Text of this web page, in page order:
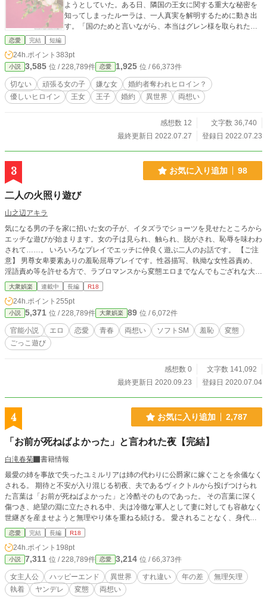
ようとしていた。ある日、隣国の王女に関する重大な秘密を
知ってしまったルーラは、一人真実を解明するために動き出
す。「国のためと言いながら、本当はグレン様を取られたく
なだけなのかもしれないの」「国のためと言いながら、彼女
取り合うことができるのか……。 全23話で完結（すでに完結
済みで投稿しています）
恋愛 完結 短編
24h.ポイント 383pt
小説 3,585 位 / 228,789件 恋愛 1,925 位 / 66,373件
切ない 頑張る女の子 嫌な女
婚約者奪われヒロイン？
優しいヒロイン
王女 王子 婚約 異世界 両想い
感想数 12
文字数 36,740
最終更新日 2022.07.27
登録日 2022.07.23
3 お気に入り追加 98
二人の火照り遊び
山之辺アキラ
気になる男の子を家に招いた女の子が、イタズラでショーツを見せたところから
エッチな遊びが始まります。女の子は見られ、触られ、脱がされ、恥辱を味わわ
されて……。 いろいろなプレイでエッチに仲良く遊ぶ二人のお話です。 【ご注
意】 男尊女卑要素ありの羞恥屈辱プレイです。性器描写、執拗な女性器責め、
淫語責め等を許せる方で、ラブロマンスから変態エロまでなんでもござれな大人
向け。血を見るハードプレイはありません。 ※2023年 改稿作業再開 改稿済み
の話のタイトルに一時的に◆を付けています
大衆娯楽 連載中 長編 R18
24h.ポイント 255pt
小説 5,371 位 / 228,789件 大衆娯楽 89 位 / 6,072件
官能小説 エロ 恋愛 青春 両想い ソフトSM 羞恥
変態
ごっこ遊び
感想数 0
文字数 141,092
最終更新日 2020.09.23
登録日 2020.07.04
4 お気に入り追加 2,787
「お前が死ねばよかった」と言われた夜【完結】
白滝春菊
書籍情報
最愛の姉を事故で失ったユミルリアは姉の代わりに公爵家に嫁ぐことを余儀なく
される。 期待と不安が入り混じる初夜、夫であるヴィクトルから投げつけられ
た言葉は「お前が死ねばよかった」と冷酷そのものであった。 その言葉に深く
傷つき、絶望の淵に立たされる中、夫は冷徹な軍人として妻に対しても容赦なく
世継ぎを産ませようと無理やり体を重ねる続ける。 愛されることなく、身代わ
りの花嫁として冷徹な夫に迫られる中で二人の関係は次第に悪化していく物語。
ムーンライトノベルズでも掲載します。 サブタイトル横の※マークはR18回に
なります。
恋愛 完結 長編 R18
24h.ポイント 198pt
小説 7,311 位 / 228,789件 恋愛 3,214 位 / 66,373件
女主人公 ハッピーエンド 異世界 すれ違い 年の差
無理矢理
執着
ヤンデレ 変態 両想い